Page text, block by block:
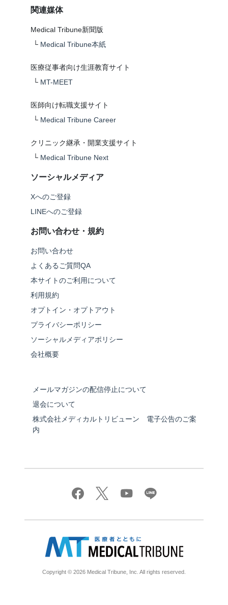
関連媒体
Medical Tribune新聞版
└ Medical Tribune本紙
医療従事者向け生涯教育サイト
└ MT-MEET
医師向け転職支援サイト
└ Medical Tribune Career
クリニック継承・開業支援サイト
└ Medical Tribune Next
ソーシャルメディア
Xへのご登録
LINEへのご登録
お問い合わせ・規約
お問い合わせ
よくあるご質問QA
本サイトのご利用について
利用規約
オプトイン・オプトアウト
プライバシーポリシー
ソーシャルメディアポリシー
会社概要
メールマガジンの配信停止について
退会について
株式会社メディカルトリビューン 電子公告のご案
内
Copyright © 2026 Medical Tribune, Inc. All rights reserved.